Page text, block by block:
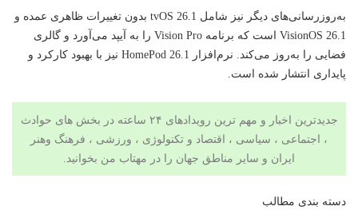
به‌روزرسانی‌های دیگر نیز شامل tvOS 26.1 بدون تغییرات ظاهری عمده و
VisionOS 26.1 است که برنامه Vision Pro را به آیپد می‌آورد و گالری
فضایی را به‌روز می‌کند. نرم‌افزار HomePod 26.1 نیز با بهبود کارکرد و
پایداری انتشار شده است.
جدیدترین اخبار و مهم ترین رویدادهای ۲۴ ساعته در بخش های حوادث
، اجتماعی ، سیاسی ، اقتصاد و تکنولوژی ، ورزشی ، فرهنگ وهنر
ایران و سایر مناطق جهان را در مهتاب من بخوانید.
دسته بندی مطالب